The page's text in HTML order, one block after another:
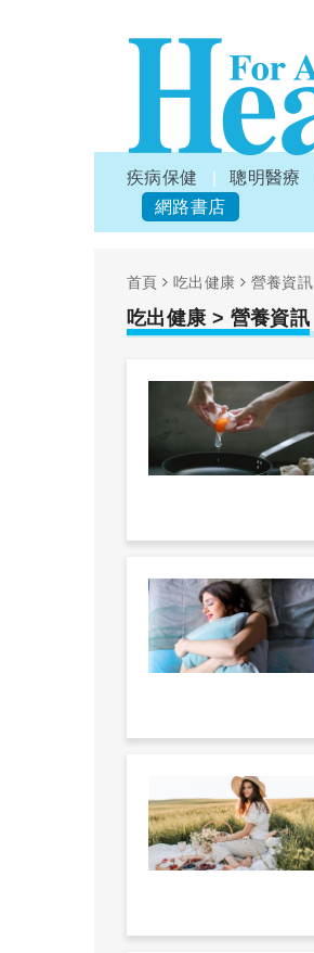
疾病保健 聰明醫療
網路書店
首頁 吃出健康 營養資訊
吃出健康 > 營養資訊